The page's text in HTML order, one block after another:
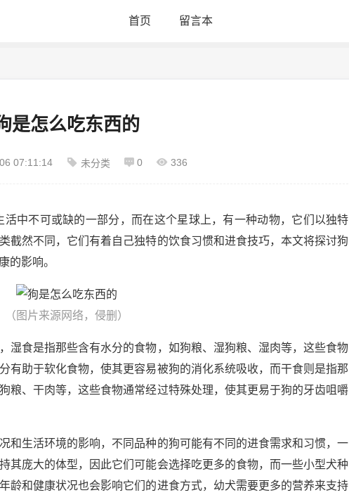
首页 留言本
是怎么吃东西的
07:11:14 未分类 0 336
中不可或缺的一部分，而在这个星球上，有一种动物，它们以独特
截然不同，它们有着自己独特的饮食习惯和进食技巧，本文将探讨狗
的影响。
（图片来源网络，侵删）
湿食是指那些含有水分的食物，如狗粮、湿狗粮、湿肉等，这些食物
有助于软化食物，使其更容易被狗的消化系统吸收，而干食则是指那
粮、干肉等，这些食物通常经过特殊处理，使其更易于狗的牙齿咀嚼
和生活环境的影响，不同品种的狗可能有不同的进食需求和习惯，一
其庞大的体型，因此它们可能会选择吃更多的食物，而一些小型犬种
龄和健康状况也会影响它们的进食方式，幼犬需要更多的营养来支持